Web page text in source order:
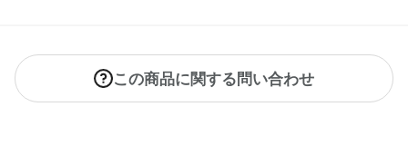
【メーカー品番】
店舗でお問い合わせの際には、下記品番をお伝え下さい。
この商品に関する問い合わせ